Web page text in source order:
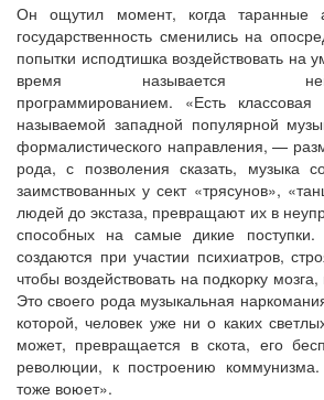
Он ощутил момент, когда таранные
государственность сменились на
попытки исподтишка воздействовать на
время называется
программированием. «Есть
называемой западной популярной
формалистического направления, —
рода, с позволения сказать, музыка
заимствованных у сект «трясунов»,
людей до экстаза, превращают их в
способных на самые дикие
создаются при участии психиатров,
чтобы воздействовать на подкорку
Это своего рода музыкальная
которой, человек уже ни о каких
может, превращается в скота, его
революции, к построению
тоже воюет».